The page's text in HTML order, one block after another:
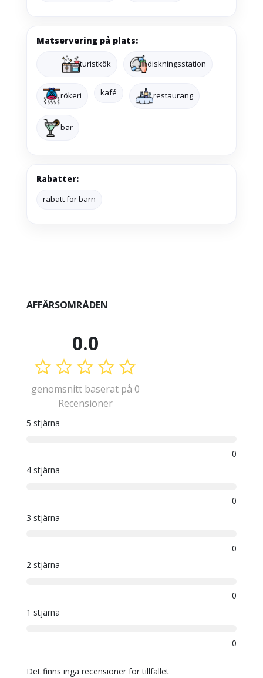
Matservering på plats:
turistkök diskningsstation
rökeri kafé restaurang
bar
Rabatter:
rabatt för barn
AFFÄRSOMRÅDEN
0.0
genomsnitt baserat på 0
Recensioner
5 stjärna
0
4 stjärna
0
3 stjärna
0
2 stjärna
0
1 stjärna
0
Det finns inga recensioner för tillfället